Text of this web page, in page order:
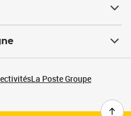
La Poste Groupe